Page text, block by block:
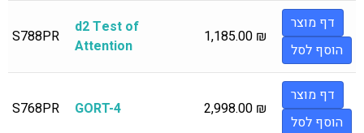
S788PR
d2 Test of
Attention
1,185.00 ₪
דף מוצר
הוסף לסל
S768PR GORT-4 2,998.00 ₪
דף מוצר
הוסף לסל